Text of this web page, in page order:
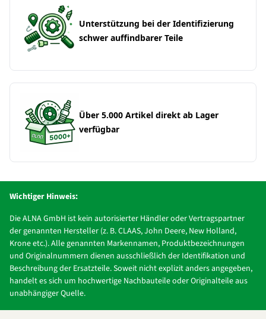
Unterstützung bei der Identifizierung
schwer auffindbarer Teile
Über 5.000 Artikel direkt ab Lager
verfügbar
Wichtiger Hinweis:
Die ALNA GmbH ist kein autorisierter Händler oder Vertragspartner
der genannten Hersteller (z. B. CLAAS, John Deere, New Holland,
Krone etc.). Alle genannten Markennamen, Produktbezeichnungen
und Originalnummern dienen ausschließlich der Identifikation und
Beschreibung der Ersatzteile. Soweit nicht explizit anders angegeben,
handelt es sich um hochwertige Nachbauteile oder Originalteile aus
unabhängiger Quelle.